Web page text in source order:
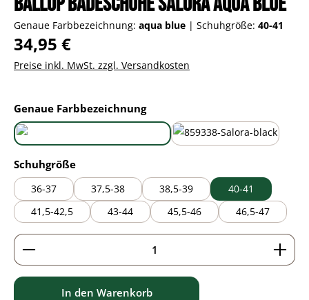
Genaue Farbbezeichnung: aqua blue | Schuhgröße: 40-41
Regulärer Preis:
34,95 €
Preise inkl. MwSt. zzgl. Versandkosten
Genaue Farbbezeichnungauswählen
aqua blue
Schuhgrößeauswählen
36-37 37,5-38 38,5-39
40-41
41,5-42,5
43-44 45,5-46 46,5-47
Produkt Anzahl: Gib den gewünschten Wert ein
In den Warenkorb